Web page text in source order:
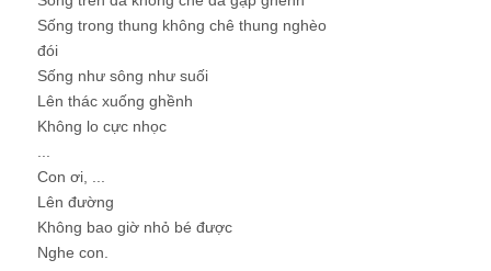
Sống trong thung không chê thung nghèo
đói
Sống như sông như suối
Lên thác xuống ghềnh
Không lo cực nhọc
Con ơi, ...
Lên đường
Không bao giờ nhỏ bé được
Nghe con.